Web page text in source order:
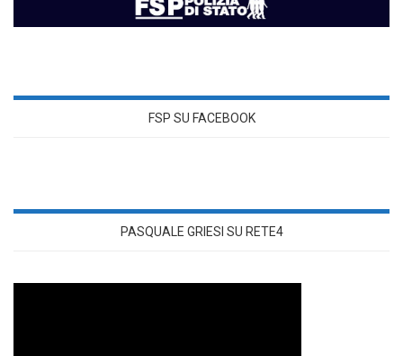
FSP SU FACEBOOK
PASQUALE GRIESI SU RETE4